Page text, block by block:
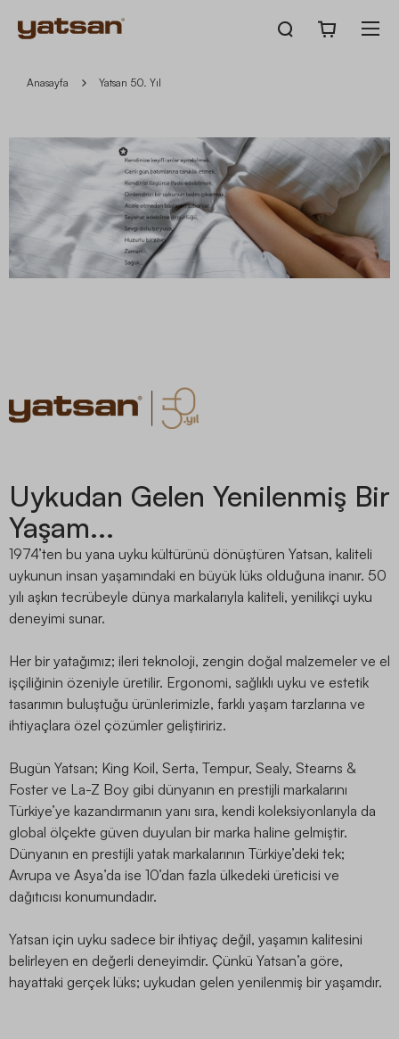
Anasayfa Yatsan 50. Yıl
Uykudan Gelen Yenilenmiş Bir
Yaşam...
1974’ten bu yana uyku kültürünü dönüştüren Yatsan, kaliteli
uykunun insan yaşamındaki en büyük lüks olduğuna inanır. 50
yılı aşkın tecrübeyle dünya markalarıyla kaliteli, yenilikçi uyku
deneyimi sunar.
Her bir yatağımız; ileri teknoloji, zengin doğal malzemeler ve el
işçiliğinin özeniyle üretilir. Ergonomi, sağlıklı uyku ve estetik
tasarımın buluştuğu ürünlerimizle, farklı yaşam tarzlarına ve
ihtiyaçlara özel çözümler geliştiririz.
Bugün Yatsan; King Koil, Serta, Tempur, Sealy, Stearns &
Foster ve La-Z Boy gibi dünyanın en prestijli markalarını
Türkiye’ye kazandırmanın yanı sıra, kendi koleksiyonlarıyla da
global ölçekte güven duyulan bir marka haline gelmiştir.
Dünyanın en prestijli yatak markalarının Türkiye’deki tek;
Avrupa ve Asya’da ise 10’dan fazla ülkedeki üreticisi ve
dağıtıcısı konumundadır.
Yatsan için uyku sadece bir ihtiyaç değil, yaşamın kalitesini
belirleyen en değerli deneyimdir. Çünkü Yatsan’a göre,
hayattaki gerçek lüks; uykudan gelen yenilenmiş bir yaşamdır.